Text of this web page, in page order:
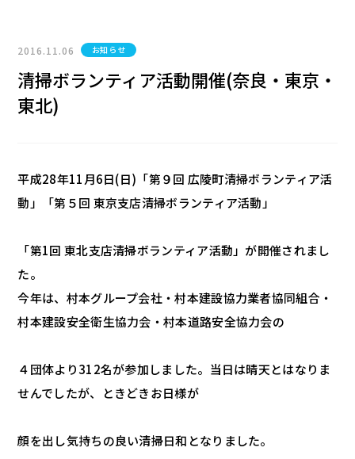
2016.11.06 お知らせ
清掃ボランティア活動開催(奈良・東京・
東北)
平成28年11月6日(日)「第９回 広陵町清掃ボランティア活
動」「第５回 東京支店清掃ボランティア活動」
「第1回 東北支店清掃ボランティア活動」が開催されまし
た。
今年は、村本グループ会社・村本建設協力業者協同組合・
村本建設安全衛生協力会・村本道路安全協力会の
４団体より312名が参加しました。当日は晴天とはなりま
せんでしたが、ときどきお日様が
顔を出し気持ちの良い清掃日和となりました。